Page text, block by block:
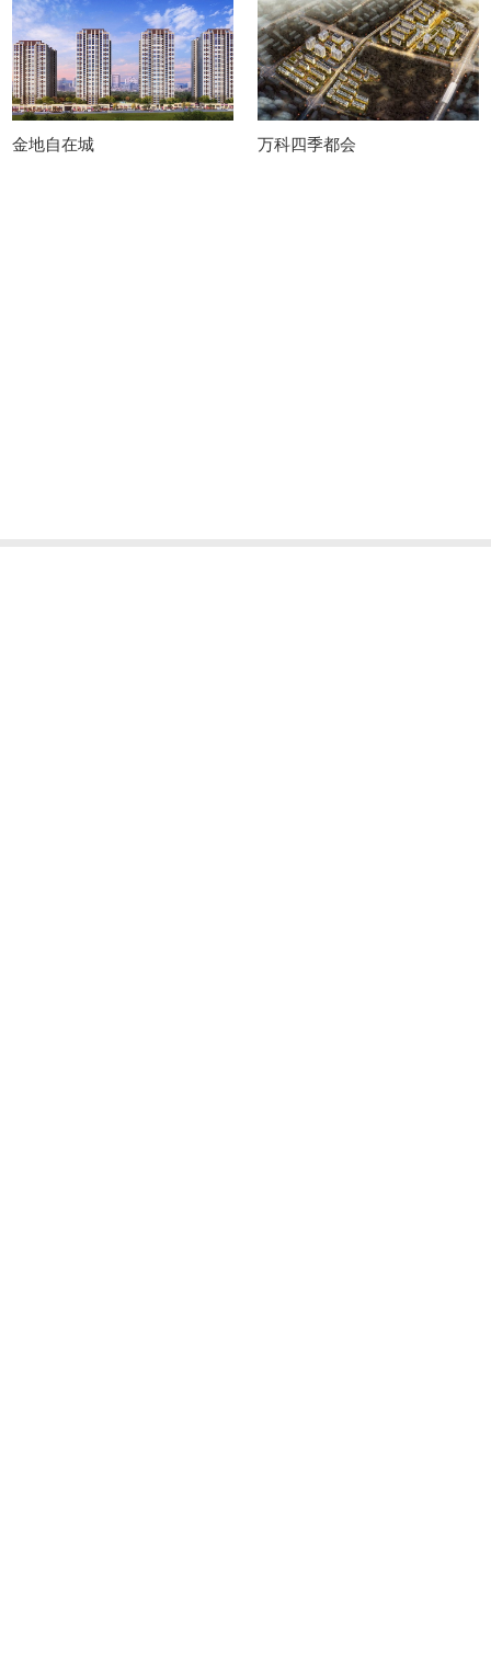
金地自在城 万科四季都会